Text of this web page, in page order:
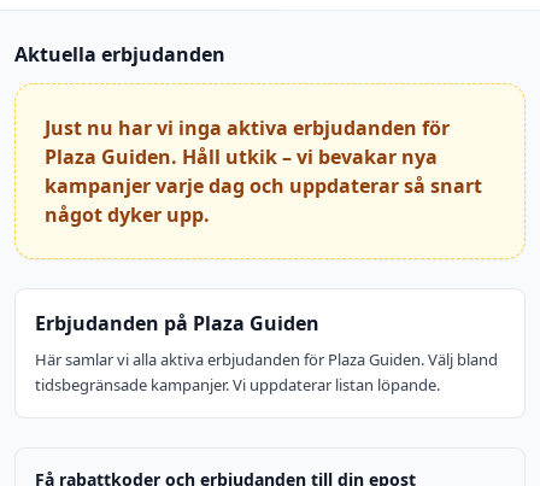
Aktuella erbjudanden
Just nu har vi inga aktiva erbjudanden för
Plaza Guiden. Håll utkik – vi bevakar nya
kampanjer varje dag och uppdaterar så snart
något dyker upp.
Erbjudanden på Plaza Guiden
Här samlar vi alla aktiva erbjudanden för Plaza Guiden. Välj bland
tidsbegränsade kampanjer. Vi uppdaterar listan löpande.
Få rabattkoder och erbjudanden till din epost